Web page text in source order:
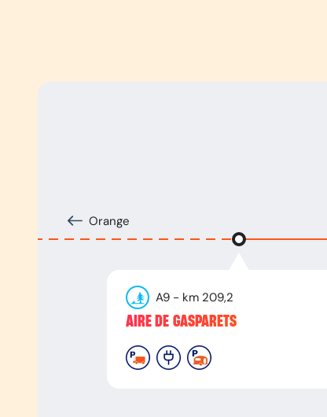
Orange
A9 - km 209,2
AIRE DE GASPARETS